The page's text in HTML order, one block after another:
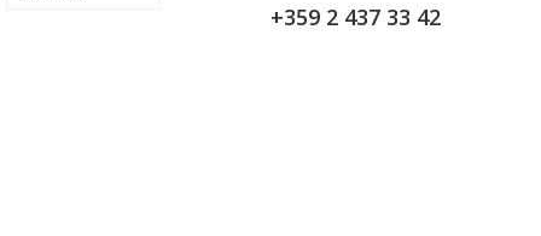
+359 2 437 33 42